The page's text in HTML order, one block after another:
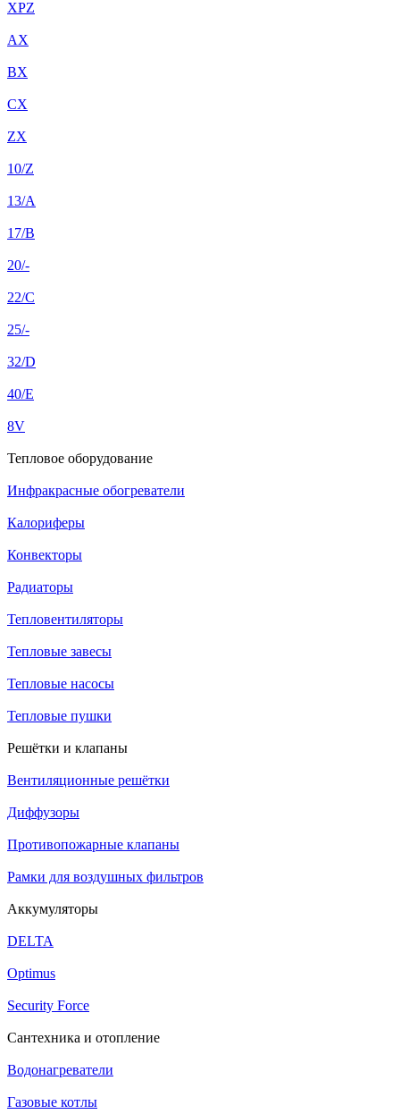
XPZ
AX
BX
CX
ZX
10/Z
13/A
17/B
20/-
22/C
25/-
32/D
40/E
8V
Тепловое оборудование
Инфракрасные обогреватели
Калориферы
Конвекторы
Радиаторы
Тепловентиляторы
Тепловые завесы
Тепловые насосы
Тепловые пушки
Решётки и клапаны
Вентиляционные решётки
Диффузоры
Противопожарные клапаны
Рамки для воздушных фильтров
Аккумуляторы
DELTA
Optimus
Security Force
Сантехника и отопление
Водонагреватели
Газовые котлы